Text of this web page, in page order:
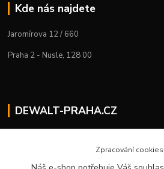
Kde nás najdete
Jaromírova 12 / 660
Praha 2 - Nusle, 128 00
DEWALT-PRAHA.CZ
+420 224 936 535
Zpracování cookies